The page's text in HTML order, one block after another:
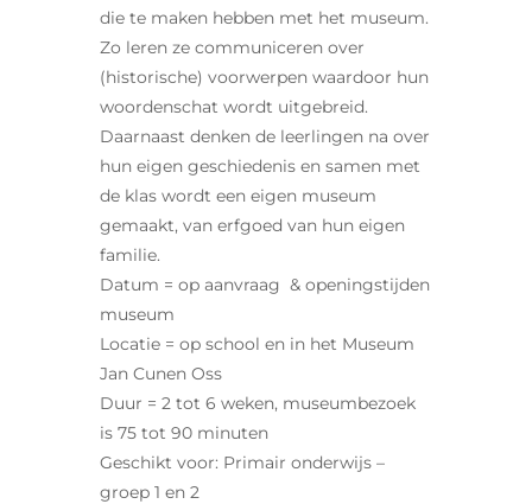
die te maken hebben met het museum.
Zo leren ze communiceren over
(historische) voorwerpen waardoor hun
woordenschat wordt uitgebreid.
Daarnaast denken de leerlingen na over
hun eigen geschiedenis en samen met
de klas wordt een eigen museum
gemaakt, van erfgoed van hun eigen
familie.
Datum = op aanvraag & openingstijden
museum
Locatie = op school en in het Museum
Jan Cunen Oss
Duur = 2 tot 6 weken, museumbezoek
is 75 tot 90 minuten
Geschikt voor: Primair onderwijs –
groep 1 en 2